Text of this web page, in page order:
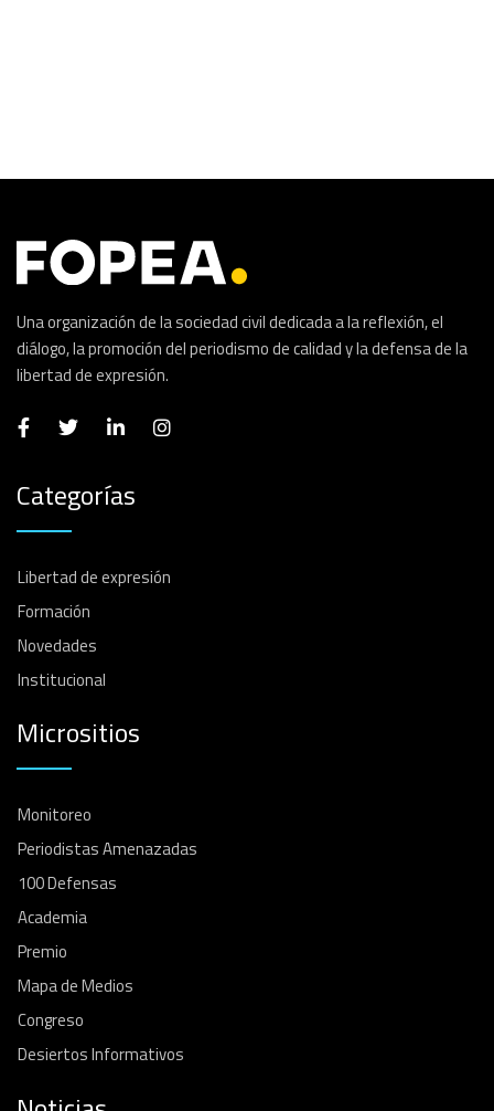
Una organización de la sociedad civil dedicada a la reflexión, el
diálogo, la promoción del periodismo de calidad y la defensa de la
libertad de expresión.
Categorías
Libertad de expresión
Formación
Novedades
Institucional
Micrositios
Monitoreo
Periodistas Amenazadas
100 Defensas
Academia
Premio
Mapa de Medios
Congreso
Desiertos Informativos